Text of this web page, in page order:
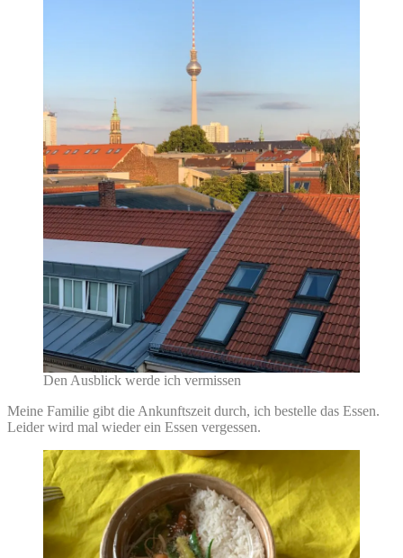
Den Ausblick werde ich vermissen
Meine Familie gibt die Ankunftszeit durch, ich bestelle das Essen.
Leider wird mal wieder ein Essen vergessen.